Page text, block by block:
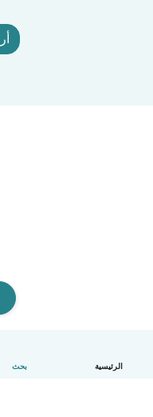
الرئيسية بحث